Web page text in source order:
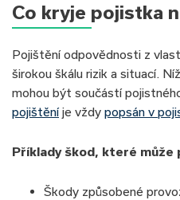
Co kryje pojistka
Pojištění odpovědnosti z
širokou škálu rizik a situací.
mohou být součástí
pojištěníje vždy popsán v
Příklady škod, které
Škody způsobené